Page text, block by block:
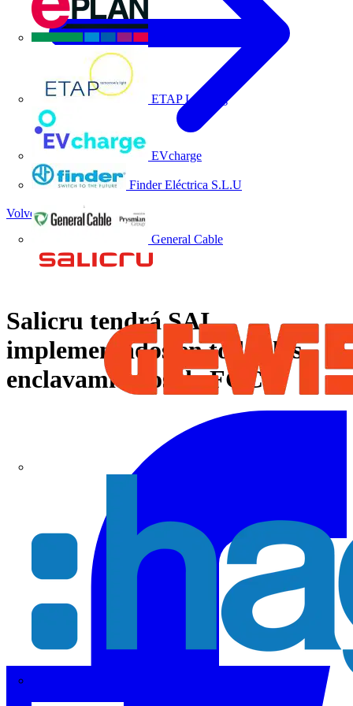
ETAP Lighting
EVcharge
Finder Eléctrica S.L.U
General Cable
Volver a Noticias
Salicru tendrá SAI
implementados en todos los
enclavamientos de FGC